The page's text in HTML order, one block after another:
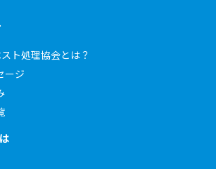
ト処理協会とは？
ージ